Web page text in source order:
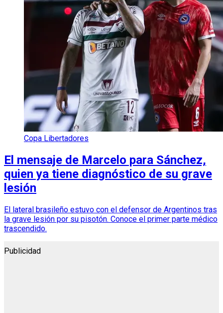
Copa Libertadores
El mensaje de Marcelo para Sánchez,
quien ya tiene diagnóstico de su grave
lesión
El lateral brasileño estuvo con el defensor de Argentinos tras
la grave lesión por su pisotón. Conoce el primer parte médico
trascendido.
Publicidad